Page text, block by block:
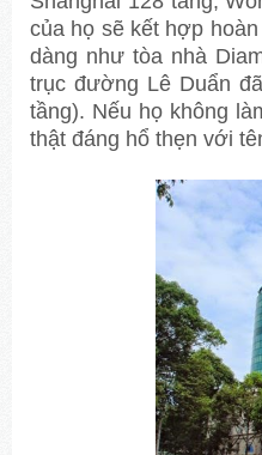
của họ sẽ kết hợp
dàng như tòa nhà
trục đường Lê Duẩn
tầng). Nếu họ không
thật đáng hổ thẹn với